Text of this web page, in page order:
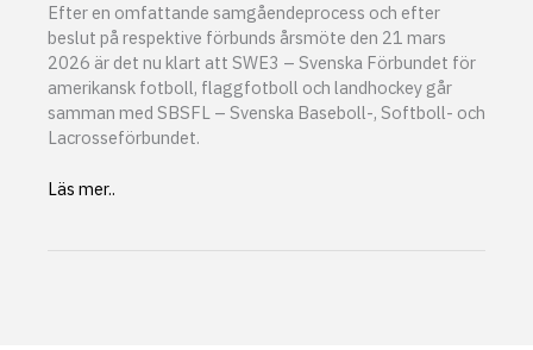
Efter en omfattande samgåendeprocess och efter
beslut på respektive förbunds årsmöte den 21 mars
2026 är det nu klart att SWE3 – Svenska Förbundet för
amerikansk fotboll, flaggfotboll och landhockey går
samman med SBSFL – Svenska Baseboll-, Softboll- och
Lacrosseförbundet.
SWE3
Läs mer..